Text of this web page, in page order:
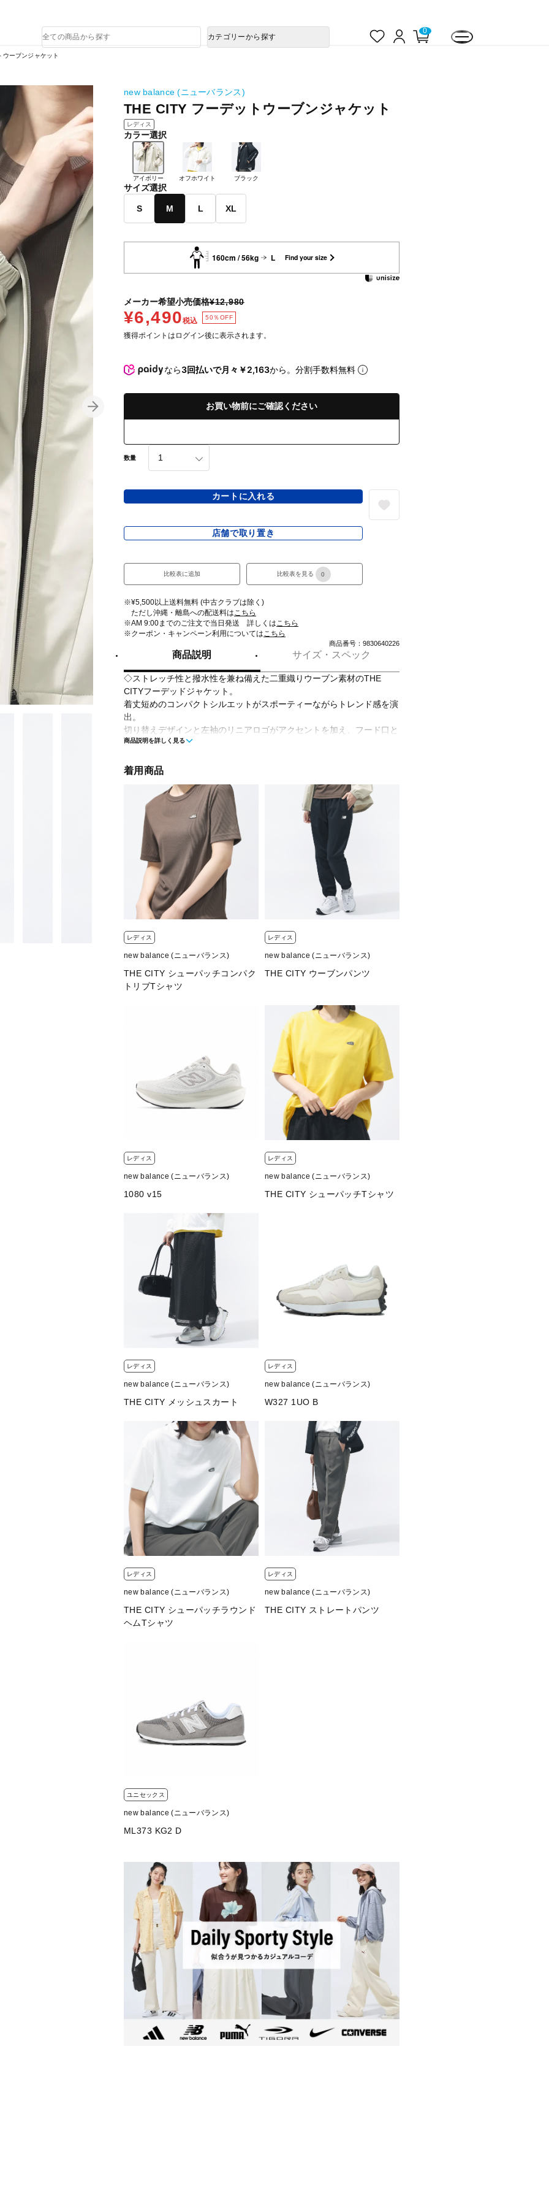
ロ
0
品
検
索
カテゴリーから探す
ーブンジャケット
new balance (ニューバランス)
THE CITY フーデットウーブンジャケット
レディス
カラー選択
アイボリー オフホワイト ブラック
サイズ選択
S M L XL
160cm / 56kg L Find your size
メーカー希望小売価格¥12,980
¥6,490税込 50％OFF
獲得ポイントはログイン後に表示されます。
なら3回払いで月々￥2,163から。分割手数料無料
お買い物前にご確認ください
数量
カートに入れる
店舗で取り置き
比較表に追加 比較表を見る 0
※¥5,500以上送料無料 (中古クラブは除く)
ただし沖縄・離島への配送料はこちら
※AM 9:00までのご注文で当日発送 詳しくはこちら
※クーポン・キャンペーン利用についてはこちら
商品番号：9830640226
商品説明 サイズ・スペック
◇ストレッチ性と撥水性を兼ね備えた二重織りウーブン素材のTHE
CITYフーデッドジャケット。
着丈短めのコンパクトシルエットがスポーティーながらトレンド感を演
出。
切り替えデザインと左袖のリニアロゴがアクセントを加え、フード口と
裾のドローコードでシルエットの調整も可能。
広く対応。
■カラー(メーカー表記)：
アイボリー(TWF：ティンバーウルフ)
オフホワイト(SST：シーソルト)
ブラック(BK：ブラック)
■素材：ポリエステル100％
■生産国：中国
商品説明を詳しく見る
着用商品
レディス
new balance (ニューバランス)
THE CITY シューパッチコンパク
トリブTシャツ
レディス
new balance (ニューバランス)
THE CITY ウーブンパンツ
レディス
new balance (ニューバランス)
1080 v15
レディス
new balance (ニューバランス)
THE CITY シューパッチTシャツ
レディス
new balance (ニューバランス)
THE CITY メッシュスカート
レディス
new balance (ニューバランス)
W327 1UO B
レディス
new balance (ニューバランス)
THE CITY シューパッチラウンド
ヘムTシャツ
レディス
new balance (ニューバランス)
THE CITY ストレートパンツ
ユニセックス
new balance (ニューバランス)
ML373 KG2 D